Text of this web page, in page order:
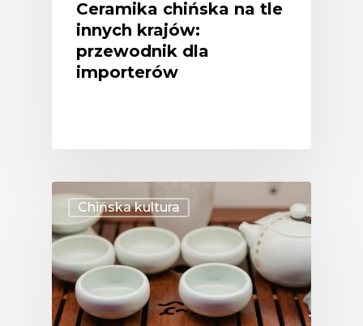
Ceramika chińska na tle
innych krajów:
przewodnik dla
importerów
Chińska kultura